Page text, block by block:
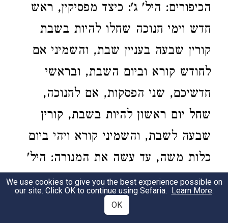
הכיפורים: היל' ג': כיצד מפסיקין, ראש
חדש וימי חנוכה שחלו להיות בשבת
קורין שבעה בעניין שבת, והשמיני אם
לחודש קורא וביום השבת, ובראשי
חדשיכם, שני הפסקות, אם לחנוכה,
שחל יום ראשון להיות בשבת, קורין
שבעה לשבת, והשמיני קורא ויהי ביום
כלות משה, עד עשה את המנורה: היל'
ד': לפורים, ששלשת ימי הצום אינן
מתענין אותם רצופין אלא פזורים שני
We use cookies to give you the best experience possible on
our site. Click OK to continue using Sefaria. Learn More.
OK